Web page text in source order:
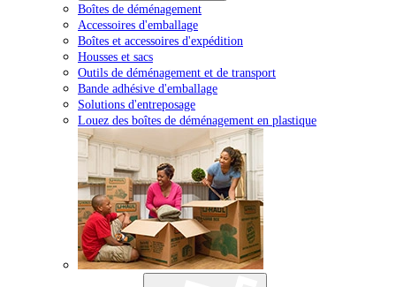
Boîtes de déménagement
Accessoires d'emballage
Boîtes et accessoires d'expédition
Housses et sacs
Outils de déménagement et de transport
Bande adhésive d'emballage
Solutions d'entreposage
Louez des boîtes de déménagement en plastique